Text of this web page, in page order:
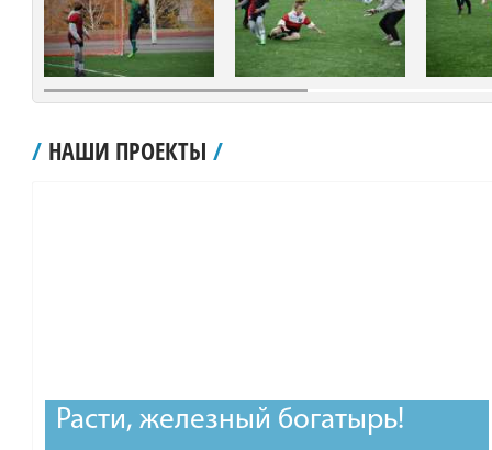
/ НАШИ ПРОЕКТЫ /
Расти, железный богатырь!